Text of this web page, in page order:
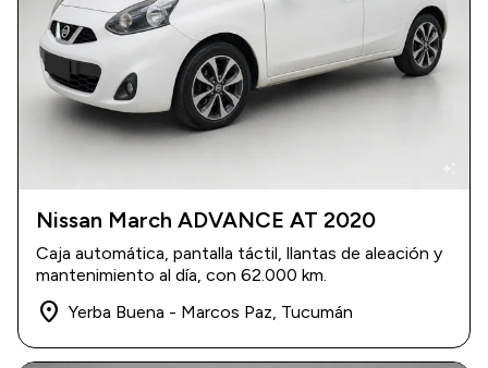
2020 62.000 km
$ 20.000.000
Nissan March ADVANCE AT 2020
Caja automática, pantalla táctil, llantas de aleación y
mantenimiento al día, con 62.000 km.
place Yerba Buena - Marcos Paz, Tucumán